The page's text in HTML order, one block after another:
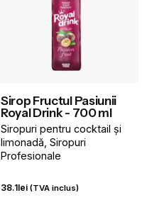
Sirop Fructul Pasiunii
Royal Drink - 700 ml
Siropuri pentru cocktail și
limonadă Siropuri
Profesionale
38.1lei (TVA inclus)